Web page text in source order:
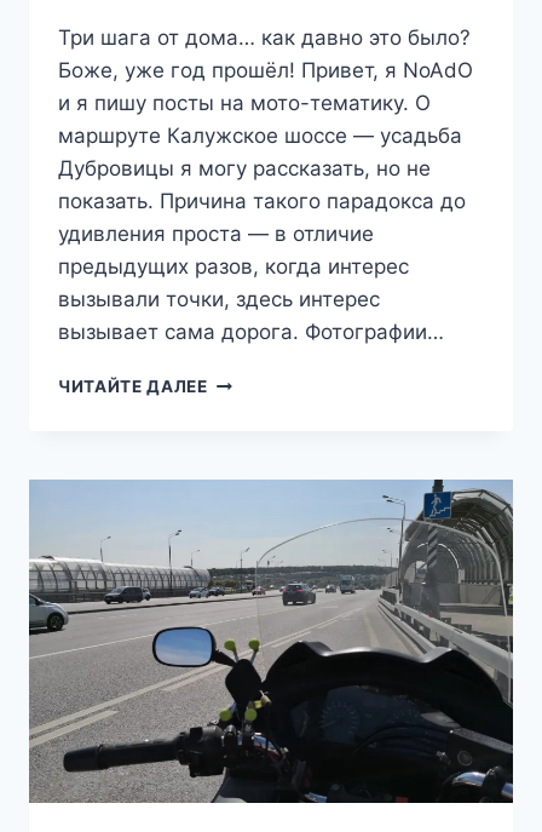
Три шага от дома… как давно это было?
Боже, уже год прошёл! Привет, я NoAdO
и я пишу посты на мото-тематику. О
маршруте Калужское шоссе — усадьба
Дубровицы я могу рассказать, но не
показать. Причина такого парадокса до
удивления проста — в отличие
предыдущих разов, когда интерес
вызывали точки, здесь интерес
вызывает сама дорога. Фотографии…
ЧИТАЙТЕ ДАЛЕЕТРИ
—